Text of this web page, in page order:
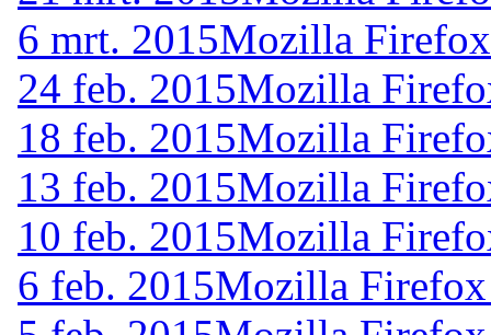
6 mrt. 2015Mozilla
24 feb. 2015Mozilla
18 feb. 2015Mozilla
13 feb. 2015Mozilla
10 feb. 2015Mozilla
6 feb. 2015Mozilla